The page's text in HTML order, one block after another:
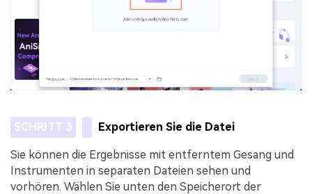
SCHRITT 3 Exportieren Sie die Datei
Sie können die Ergebnisse mit entferntem Gesang und
Instrumenten in separaten Dateien sehen und
vorhören. Wählen Sie unten den Speicherort der